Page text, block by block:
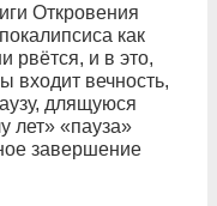
Откровения
как
рвётся, и в это,
входит вечность,
длящуюся
лет» «пауза»
завершение